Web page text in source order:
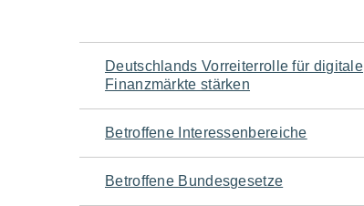
Navigation
für
den
Deutschlands Vorreiterrolle für digitale
Finanzmärkte stärken
Betroffene Interessenbereiche
Betroffene Bundesgesetze